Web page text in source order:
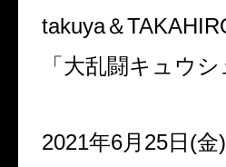
takuya＆
「大乱闘キュウ
2021年6月25日(